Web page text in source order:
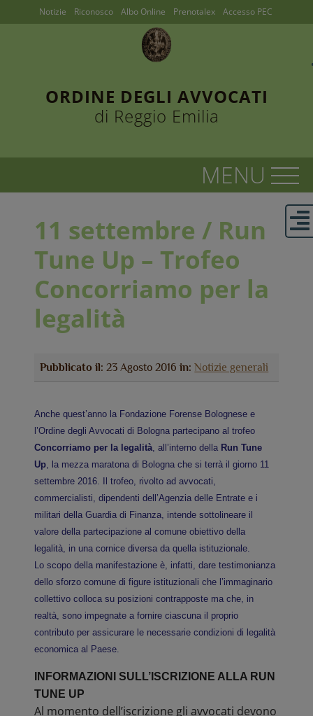
ORDINE DEGLI AVVOCATI
di Reggio Emilia
Notizie Riconosco Albo Online Prenotalex Accesso PEC
11 settembre / Run
Tune Up – Trofeo
Concorriamo per la
legalità
Pubblicato il: 23 Agosto 2016in: Notizie generali
Anche quest’anno la Fondazione Forense Bolognese e
l’Ordine degli Avvocati di Bologna partecipano al trofeo
Concorriamo per la legalità, all’interno della Run Tune
Up, la mezza maratona di Bologna che si terrà il giorno 11
settembre 2016. Il trofeo, rivolto ad avvocati,
commercialisti, dipendenti dell’Agenzia delle Entrate e i
militari della Guardia di Finanza, intende sottolineare il
valore della partecipazione al comune obiettivo della
legalità, in una cornice diversa da quella istituzionale.
Lo scopo della manifestazione è, infatti, dare testimonianza
dello sforzo comune di figure istituzionali che l’immaginario
collettivo colloca su posizioni contrapposte ma che, in
realtà, sono impegnate a fornire ciascuna il proprio
contributo per assicurare le necessarie condizioni di legalità
economica al Paese.
INFORMAZIONI SULL’ISCRIZIONE ALLA RUN
TUNE UP
Al momento dell’iscrizione gli avvocati devono